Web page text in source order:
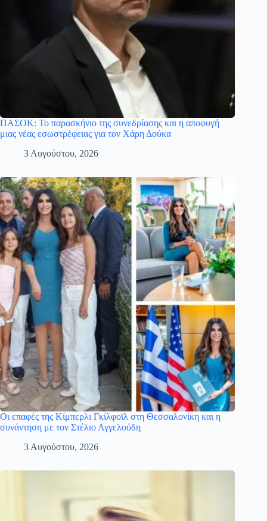
ΠΑΣΟΚ: Το παρασκήνιο της συνεδρίασης και η αποφυγή
μιας νέας εσωστρέφειας για τον Χάρη Δούκα
3 Αυγούστου, 2026
Οι επαφές της Κίμπερλι Γκίλφοϊλ στη Θεσσαλονίκη και η
συνάντηση με τον Στέλιο Αγγελούδη
3 Αυγούστου, 2026